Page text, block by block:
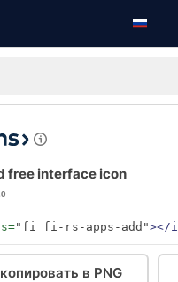
free interface icon
"fi fi-rs-apps-add"></
в PNG